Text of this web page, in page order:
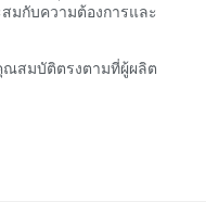
มกับความต้องการและ
ณสมบัติตรงตามที่ผู้ผลิต